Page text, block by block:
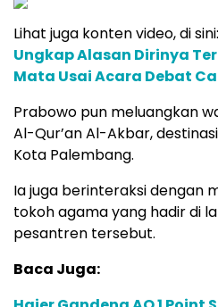
Lihat juga konten video, di sini:
Ungkap Alasan Dirinya
Mata Usai Acara Debat
Prabowo pun meluangkan
Al-Qur’an Al-Akbar,
Kota Palembang.
Ia juga berinteraksi dengan
tokoh agama yang hadir di
pesantren tersebut.
Baca Juga: